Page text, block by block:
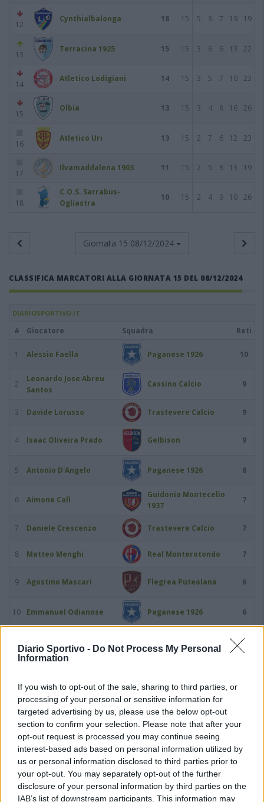
Diario Sportivo - Do Not Process My Personal
Information
If you wish to opt-out of the sale, sharing to third parties, or
processing of your personal or sensitive information for
targeted advertising by us, please use the below opt-out
section to confirm your selection. Please note that after your
opt-out request is processed you may continue seeing
interest-based ads based on personal information utilized by
us or personal information disclosed to third parties prior to
your opt-out. You may separately opt-out of the further
disclosure of your personal information by third parties on the
IAB’s list of downstream participants. This information may
12
Cynthialbalonga 18 15 5 3 7 19 19
13
Terracina 1925 15 15 3 6 6 13 22
14
Atletico Lodigiani 14 15 3 5 7 10 23
15
Olbia 13 15 3 4 8 16 26
16
Atletico Uri 13 15 2 7 6 12 23
17
Ilvamaddalena 1903 11 15 2 5 8 13 19
18
C.O.S. Sarrabus-
Ogliastra
10 15 2 4 9 10 26
Giornata 15 08/12/2024
CLASSIFICA MARCATORI ALLA GIORNATA 15 DEL 08/12/2024
DIARIOSPORTIVO.IT
# Giocatore Squadra Reti
1 Alessio Faella Paganese 1926 10
2
Leonardo Jose Abreu
Santos
Cassino Calcio 9
3 Davide Lorusso Trastevere Calcio 9
4 Isaac Oliveira Prado Gelbison 9
5 Antonio D'Angelo Paganese 1926 8
6 Aimone Calì
Guidonia Montecelio
1937
7
7 Daniele Crescenzo Trastevere Calcio 7
8 Matteo Menghi Real Monterotondo 7
9 Agostino Mascari Flegrea Puteolana 6
10 Emmanuel Odianose Paganese 1926 6
5
13 Caio De Cenco Ilvamaddalena 1903
14 Riccardo Maniero Savoia
15 Simone Sorgente Latte Dolce
16 Fernando Coniglio Flegrea Puteolana 4